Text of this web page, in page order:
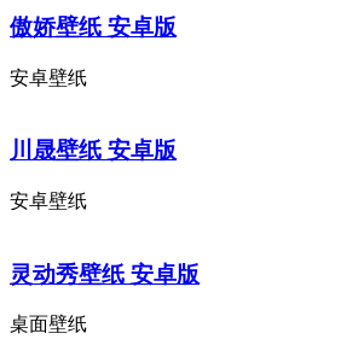
傲娇壁纸 安卓版
安卓壁纸
川晟壁纸 安卓版
安卓壁纸
灵动秀壁纸 安卓版
桌面壁纸